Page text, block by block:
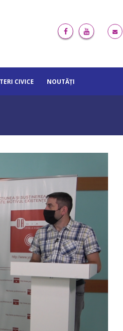
CIVICE NOUTĂȚI